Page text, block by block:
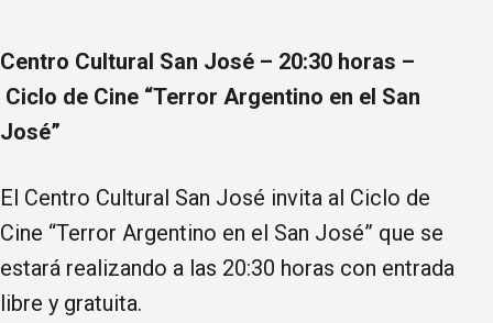
Centro Cultural San José – 20:30 horas –
Ciclo de Cine “Terror Argentino en el San
José”
El Centro Cultural San José invita al Ciclo de
Cine “Terror Argentino en el San José” que se
estará realizando a las 20:30 horas con entrada
libre y gratuita.